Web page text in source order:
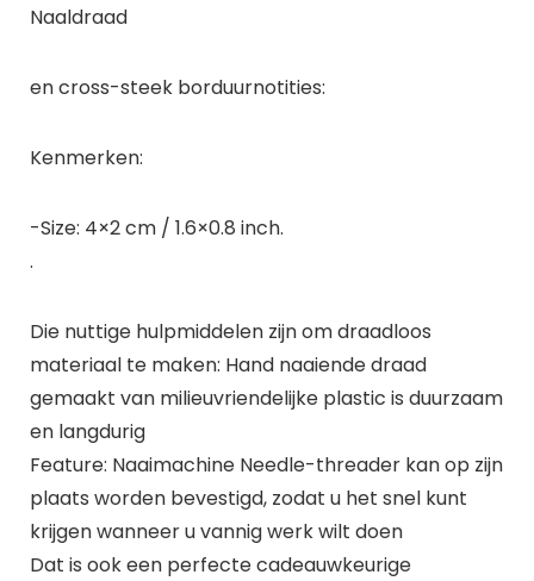
Naaldraad
en cross-steek borduurnotities:
Kenmerken:
-Size: 4×2 cm / 1.6×0.8 inch.
.
Die nuttige hulpmiddelen zijn om draadloos
materiaal te maken: Hand naaiende draad
gemaakt van milieuvriendelijke plastic is duurzaam
en langdurig
Feature: Naaimachine Needle-threader kan op zijn
plaats worden bevestigd, zodat u het snel kunt
krijgen wanneer u vannig werk wilt doen
Dat is ook een perfecte cadeauwkeurige